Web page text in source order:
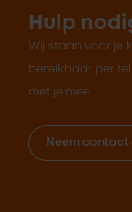
Hulp
Wij staan voor je
bereikbaar per
met je mee.
Neem contact